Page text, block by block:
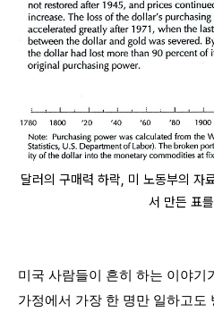
달러의 구매력 하락, 미 노동부의
서 만든 표
미국 사람들이 흔히 하는 이야기
가정에서 가장 한 명만 일하고도